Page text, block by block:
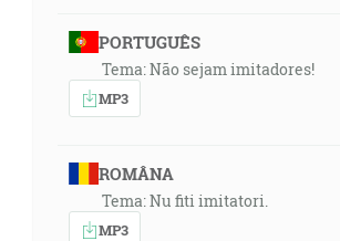
PORTUGUÊS
Tema: Não sejam imitadores!
MP3
ROMÂNA
Tema: Nu fiti imitatori.
MP3